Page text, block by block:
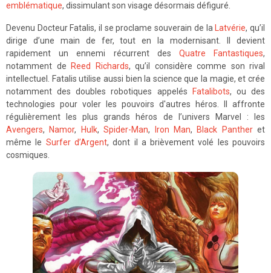
emblématique, dissimulant son visage désormais défiguré.
Devenu Docteur Fatalis, il se proclame souverain de la Latvérie, qu’il
dirige d’une main de fer, tout en la modernisant. Il devient
rapidement un ennemi récurrent des Quatre Fantastiques,
notamment de
Reed Richards, qu’il considère comme son rival
intellectuel. Fatalis utilise aussi bien la science que la magie, et crée
notamment des doubles robotiques appelés
Fatalibots, ou des
technologies pour voler les pouvoirs d'autres héros. Il affronte
régulièrement les plus grands héros de l’univers Marvel : les
Avengers, Namor, Hulk,Spider-Man, Iron Man, Black Pantheret
même le Surfer d’Argent, dont il a brièvement volé les pouvoirs
cosmiques.